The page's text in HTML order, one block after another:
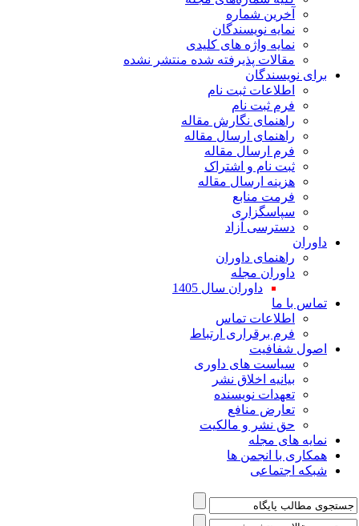
شماره
نویسندگان
واژه های کلیدی
پذیرفته شده منتشر نشده
ثبت نام
نگارش مقاله
ارسال مقاله
ارسال مقاله
نام و اشتراک
ارسال مقاله
آزاد
داوران
مجله
داوران سال 1405
تماس
برقراری ارتباط
های داوری
اخلاق نشر
نویسنده
منافع
نشر و مالکیت
مجله
انجمن ها